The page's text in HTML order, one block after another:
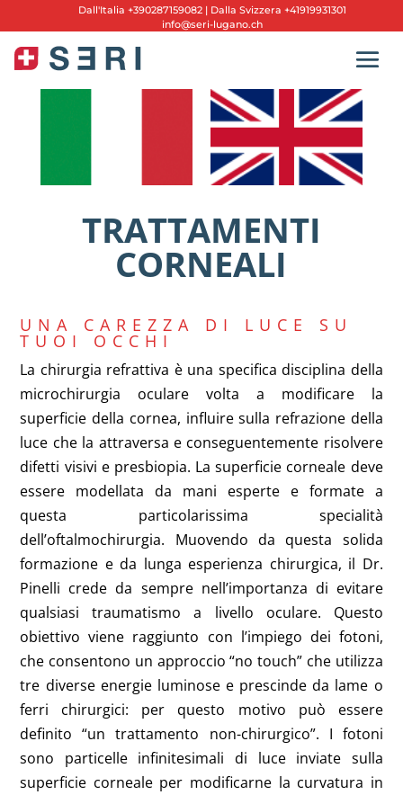
Dall'Italia +390287159082 | Dalla Svizzera +41919931301
info@seri-lugano.ch
TRATTAMENTI
CORNEALI
UNA CAREZZA DI LUCE SU
TUOI OCCHI
La chirurgia refrattiva è una specifica disciplina della
microchirurgia oculare volta a modificare la
superficie della cornea, influire sulla refrazione della
luce che la attraversa e conseguentemente risolvere
difetti visivi e presbiopia. La superficie corneale deve
essere modellata da mani esperte e formate a
questa particolarissima specialità
dell’oftalmochirurgia. Muovendo da questa solida
formazione e da lunga esperienza chirurgica, il Dr.
Pinelli crede da sempre nell’importanza di evitare
qualsiasi traumatismo a livello oculare. Questo
obiettivo viene raggiunto con l’impiego dei fotoni,
che consentono un approccio “no touch” che utilizza
tre diverse energie luminose e prescinde da lame o
ferri chirurgici: per questo motivo può essere
definito “un trattamento non-chirurgico”. I fotoni
sono particelle infinitesimali di luce inviate sulla
superficie corneale per modificarne la curvatura in